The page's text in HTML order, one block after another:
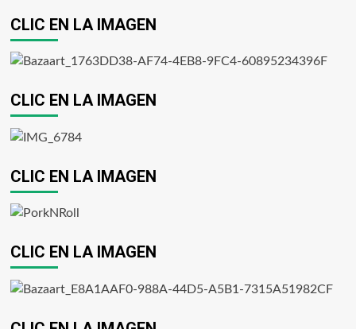
CLIC EN LA IMAGEN
CLIC EN LA IMAGEN
CLIC EN LA IMAGEN
CLIC EN LA IMAGEN